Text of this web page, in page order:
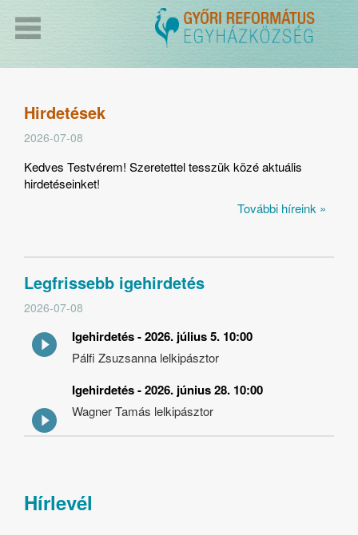
Hirdetések
2026-07-08
Kedves Testvérem! Szeretettel tesszük közé aktuális
hirdetéseinket!
További híreink »
Legfrissebb igehirdetés
2026-07-08
Igehirdetés - 2026. július 5. 10:00
Pálfi Zsuzsanna lelkipásztor
Igehirdetés - 2026. június 28. 10:00
Wagner Tamás lelkipásztor
Hírlevél